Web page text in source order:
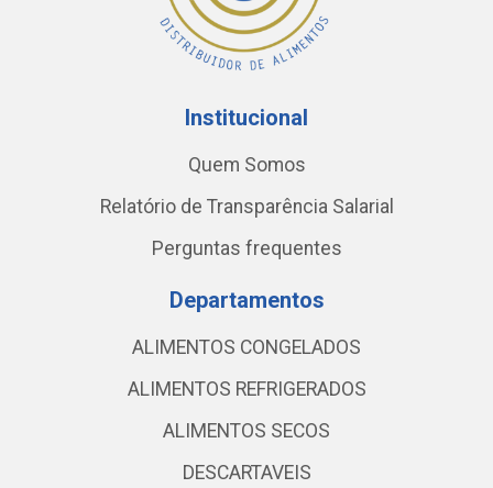
Institucional
Quem Somos
Relatório de Transparência Salarial
Perguntas frequentes
Departamentos
ALIMENTOS CONGELADOS
ALIMENTOS REFRIGERADOS
ALIMENTOS SECOS
DESCARTAVEIS